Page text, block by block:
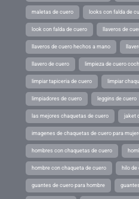
maletas de cuero looks con falda de
look con falda de cuero llaveros de
llaveros de cuero hechos a mano
llavero de cuero limpieza de cuero
limpiar tapiceria de cuero limpiar
limpiadores de cuero leggins de cuero
las mejores chaquetas de cuero jaket
imagenes de chaquetas de cuero para
hombres con chaquetas de cuero
hombre con chaqueta de cuero hilo de
guantes de cuero para hombre